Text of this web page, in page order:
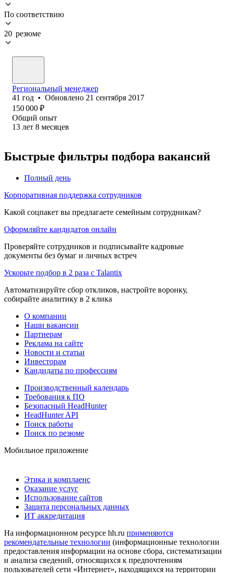
По соответствию
20 резюме
Региональный менеджер
41 год • Обновлено 21 сентября 2017
150 000 ₽
Общий опыт
13 лет 8 месяцев
Быстрые фильтры подбора вакансий
Полный день
Корпоративная поддержка сотрудников
Какой соцпакет вы предлагаете семейным сотрудникам?
Оформляйте кандидатов онлайн
Проверяйте сотрудников и подписывайте кадровые
документы без бумаг и личных встреч
Ускорьте подбор в 2 раза с Talantix
Автоматизируйте сбор откликов, настройте воронку,
собирайте аналитику в 2 клика
О компании
Наши вакансии
Партнерам
Реклама на сайте
Новости и статьи
Инвесторам
Кандидаты по профессиям
Производственный календарь
Требования к ПО
Безопасный HeadHunter
HeadHunter API
Поиск работы
Поиск по резюме
Мобильное приложение
Этика и комплаенс
Оказание услуг
Использование сайтов
Защита персональных данных
ИТ аккредитация
На информационном ресурсе hh.ru применяются
рекомендательные технологии (информационные технологии
предоставления информации на основе сбора, систематизации
и анализа сведений, относящихся к предпочтениям
пользователей сети «Интернет», находящихся на территории